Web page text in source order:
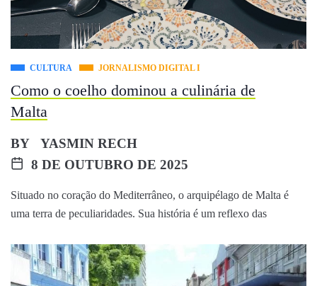
CULTURA JORNALISMO DIGITAL I
Como o coelho dominou a culinária de
Malta
BY
YASMIN RECH
8 DE OUTUBRO DE 2025
Situado no coração do Mediterrâneo, o arquipélago de Malta é
uma terra de peculiaridades. Sua história é um reflexo das